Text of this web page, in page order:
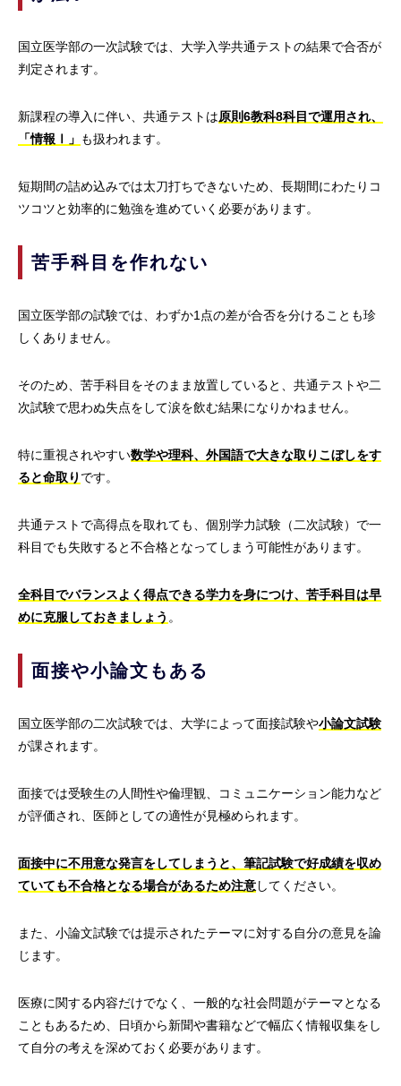
国立医学部の一次試験では、大学入学共通テストの結果で合否が
判定されます。
新課程の導入に伴い、共通テストは原則6教科8科目で運用され、
「情報Ⅰ」 も扱われます。
短期間の詰め込みでは太刀打ちできないため、長期間にわたりコ
ツコツと効率的に勉強を進めていく必要があります。
苦手科目を作れない
国立医学部の試験では、わずか1点の差が合否を分けることも珍
しくありません。
そのため、苦手科目をそのまま放置していると、共通テストや二
次試験で思わぬ失点をして涙を飲む結果になりかねません。
特に重視されやすい数学や理科、外国語で大きな取りこぼしをす
ると命取り です。
共通テストで高得点を取れても、個別学力試験（二次試験）で一
科目でも失敗すると不合格となってしまう可能性があります。
全科目でバランスよく得点できる学力を身につけ、苦手科目は早
めに克服しておきましょう 。
面接や小論文もある
国立医学部の二次試験では、大学によって面接試験や小論文試験
が課されます。
面接では受験生の人間性や倫理観、コミュニケーション能力など
が評価され、医師としての適性が見極められます。
面接中に不用意な発言をしてしまうと、筆記試験で好成績を収め
ていても不合格となる場合があるため注意してください。
また、小論文試験では提示されたテーマに対する自分の意見を論
じます。
医療に関する内容だけでなく、一般的な社会問題がテーマとなる
こともあるため、日頃から新聞や書籍などで幅広く情報収集をし
て自分の考えを深めておく必要があります。